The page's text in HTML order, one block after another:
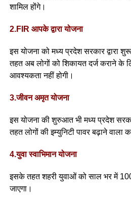
शामिल होंगे।
2.FIR आपके द्वारा योजना
इस योजना को मध्य प्रदेश सरकार द्वारा
तहत अब लोगों को शिकायत दर्ज कराने के
आवश्यकता नहीं होगी।
3.जीवन अमृत योजना
इस योजना की शुरुआत भी मध्य प्रदेश
तहत लोगों की इम्युनिटी पावर बढ़ाने वाला
4.युवा स्वाभिमान योजना
इसके तहत शहरी युवाओं को साल भर में 100
जाएगा।